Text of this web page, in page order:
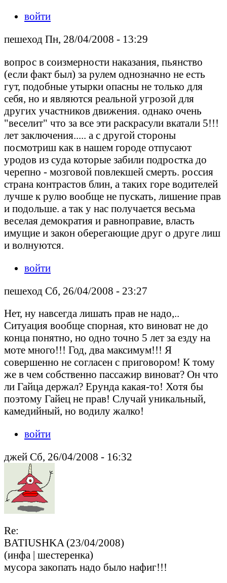
войти
пешеход Пн, 28/04/2008 - 13:29
вопрос в соизмерности наказания, пьянство
(если факт был) за рулем однозначно не есть
гут, подобные утырки опасны не только для
себя, но и являются реальной угрозой для
других участников движения. однако очень
"веселит" что за все эти раскрасули вкатали 5!!!
лет заключения..... а с другой стороны
посмотриш как в нашем городе отпусают
уродов из суда которые забили подростка до
черепно - мозговой повлекшей смерть. россия
страна контрастов блин, а таких горе водителей
лучше к рулю вообще не пускать, лишение прав
и подольше. а так у нас получается весьма
веселая демократия и равноправие, власть
имущие и закон оберегающие друг о друге лиш
и волнуются.
войти
пешеход Сб, 26/04/2008 - 23:27
Нет, ну навсегда лишать прав не надо,..
Ситуация вообще спорная, кто виноват не до
конца понятно, но одно точно 5 лет за езду на
моте много!!! Год, два максимум!!! Я
совершенно не согласен с приговором! К тому
же в чем собственно пассажир виноват? Он что
ли Гайца держал? Ерунда какая-то! Хотя бы
поэтому Гайец не прав! Случай уникальный,
камедийный, но водилу жалко!
войти
джей Сб, 26/04/2008 - 16:32
Re:
BATIUSHKA (23/04/2008)
(инфа | шестеренка)
мусора закопать надо было нафиг!!!